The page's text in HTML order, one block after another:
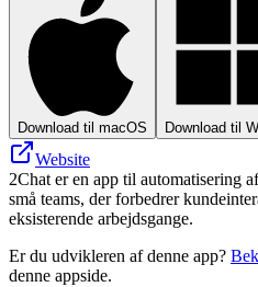
Download til macOS Download til
Website
2Chat er en app til automatisering
små teams, der forbedrer
eksisterende arbejdsgange.
Er du udvikleren af denne app?
denne appside.